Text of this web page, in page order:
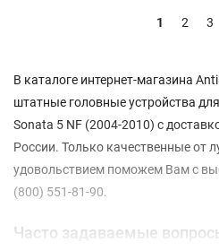
1 2 3
В каталоге интернет-магазина
штатные головные устройства
Sonata 5 NF (2004-2010) с
России. Только качественные от
удовольствием поможем Вам с
(800) 551-81-90.
Часто задаваемые